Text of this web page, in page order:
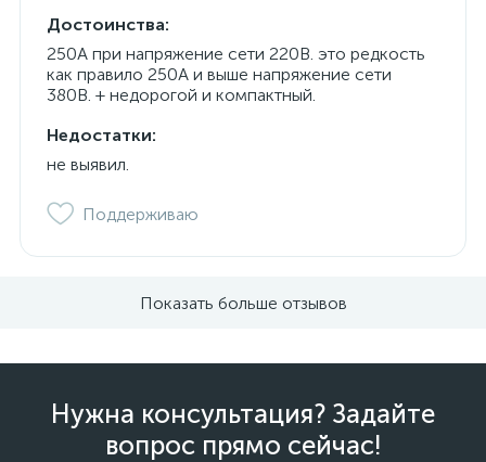
Достоинства:
250А при напряжение сети 220В. это редкость
как правило 250А и выше напряжение сети
380В. + недорогой и компактный.
Недостатки:
не выявил.
Поддерживаю
Показать больше отзывов
Нужна консультация? Задайте
вопрос прямо сейчас!